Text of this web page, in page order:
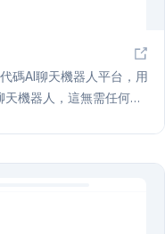
碼AI聊天機器人平台，用
機器人，這無需任何編
持175種以上語言，和
潛在客戶，並自動化客
Instagram、Messenger